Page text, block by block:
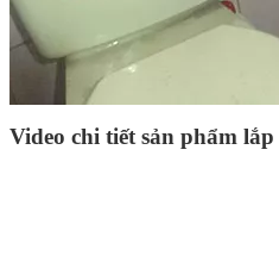
Video chi tiết sản phẩm